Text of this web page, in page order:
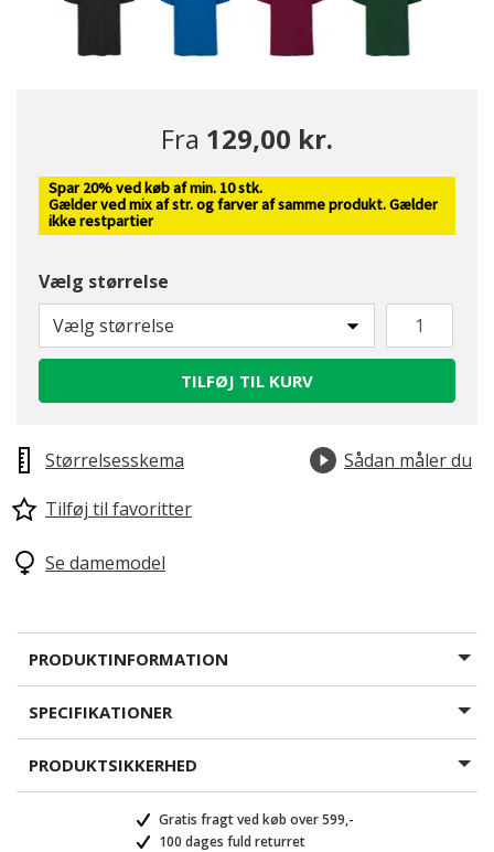
valgte
Fra 129,00 kr.
Spar 20% ved køb af min. 10 stk.
Gælder ved mix af str. og farver af samme produkt. Gælder
ikke restpartier
Vælg størrelse
Vælg størrelse
TILFØJ TIL KURV
Størrelsesskema
Sådan måler du
Tilføj til favoritter
Se damemodel
PRODUKTINFORMATION
SPECIFIKATIONER
PRODUKTSIKKERHED
Gratis fragt ved køb over 599,-
100 dages fuld returret